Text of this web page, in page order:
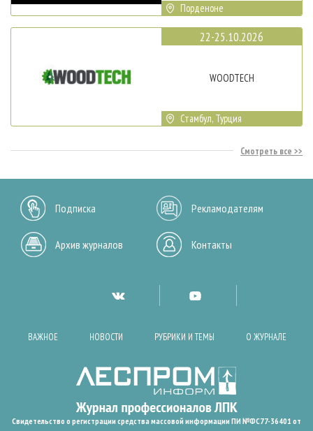
Порденоне
22-25.10.2026
WOODTECH
Стамбул, Турция
Смотреть все
Подписка Рекламодателям
Архив журналов Контакты
ВАЖНОЕ НОВОСТИ РУБРИКИ И ТЕМЫ О ЖУРНАЛЕ
Свидетельство о регистрации средства массовой информации ПИ №ФС77-36401 от